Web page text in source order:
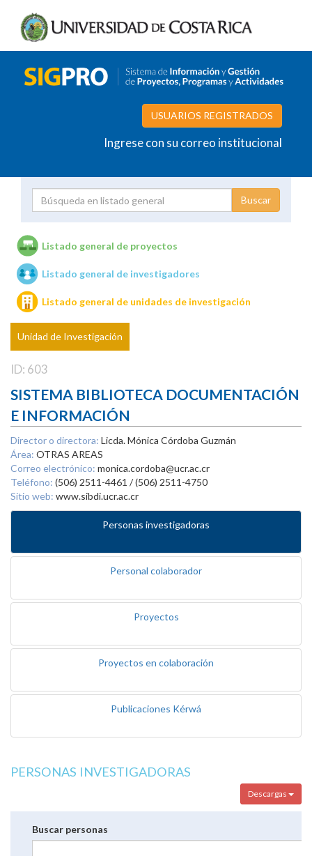
USUARIOS REGISTRADOS
Ingrese con su correo institucional
Unidades de investigación
Listado general de proyectos
Listado general de investigadores
Listado general de unidades de investigación
Unidad de Investigación
ID: 603
SISTEMA BIBLIOTECA DOCUMENTACIÓN
E INFORMACIÓN
Director o directora: Licda. Mónica Córdoba Guzmán
Área: OTRAS AREAS
Correo electrónico: monica.cordoba@ucr.ac.cr
Teléfono: (506) 2511-4461 / (506) 2511-4750
Sitio web: www.sibdi.ucr.ac.cr
Personas investigadoras
Personal colaborador
Proyectos
Proyectos en colaboración
Publicaciones Kérwá
PERSONAS INVESTIGADORAS
Descargas
Buscar personas